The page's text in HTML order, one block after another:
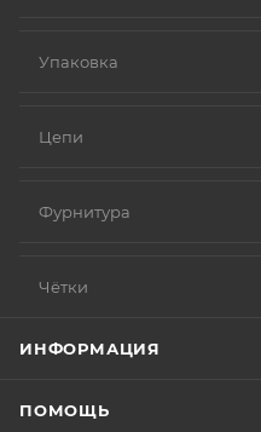
Упаковка
Цепи
Фурнитура
Чётки
ИНФОРМАЦИЯ
ПОМОЩЬ